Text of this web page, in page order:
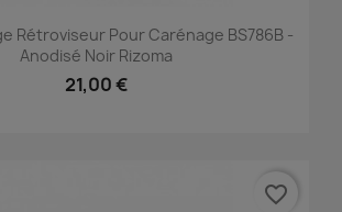
Rétroviseur Pour Carénage BS786B -
Anodisé Noir Rizoma
21,00 €
favorite_border